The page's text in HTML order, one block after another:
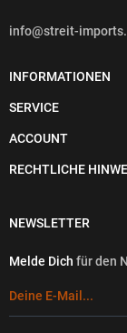
info@streit-
INFORMATIONEN
SERVICE
ACCOUNT
RECHTLICHE
NEWSLETTER
Melde Dich für den